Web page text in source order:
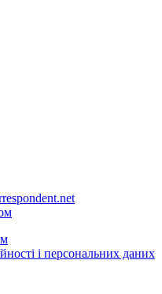
і персональних даних